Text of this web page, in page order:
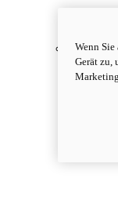
Wenn
Gerät zu,